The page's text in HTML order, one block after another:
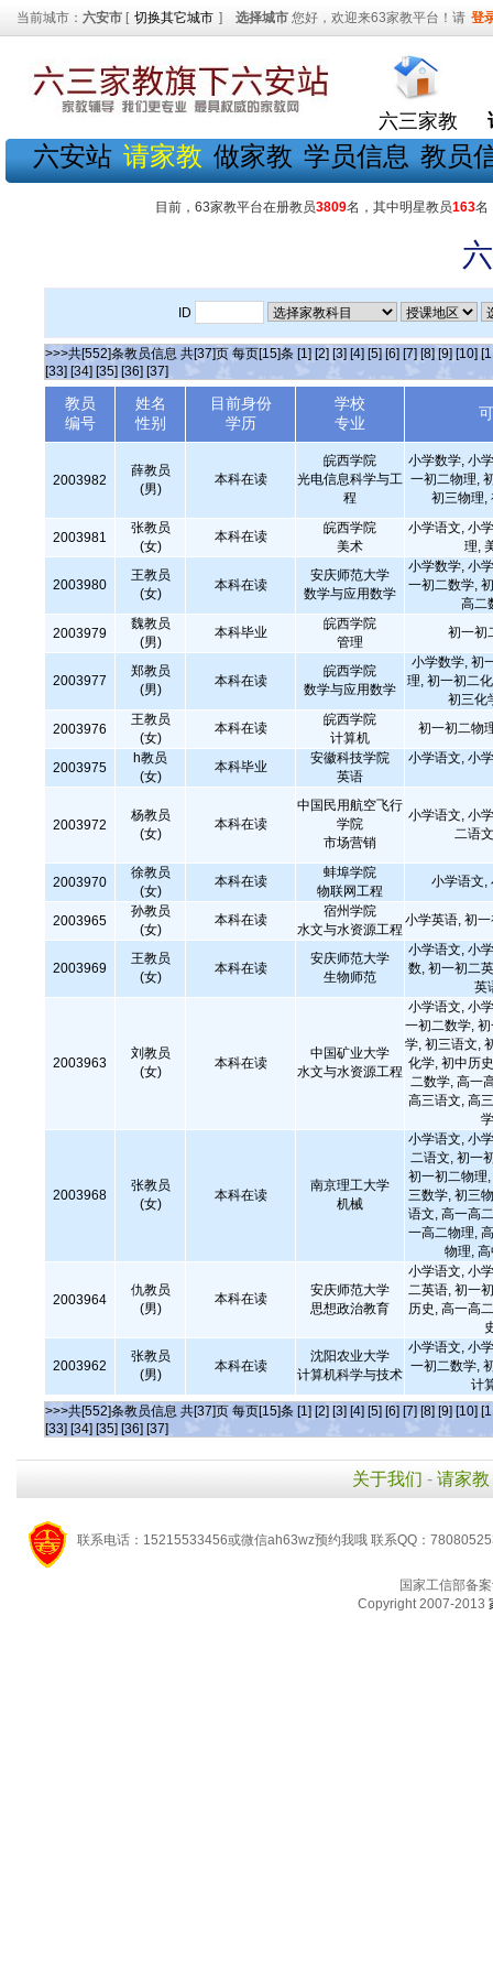
当前城市： 六安市 [ 切换其它城市 ] 选择城市 您好，欢迎来63家教平台！请 登
六三家教
六安站 请家教 做家教 学员信息 教员
目前，63家教平台在册教员3809名，其中明星教员163名
ID
>>>共[552]条教员信息 共[37]页 每页[15]条 [1] [2] [3] [4] [5] [6] [7] [8] [9] [10]
[33] [34] [35] [36] [37]
教员
编号
姓名
性别
目前身份
学历
学校
专业
2003982
薛教员
(男)
本科在读
皖西学院
光电信息科学与工
程
小学数学, 小
一初二物理,
初三物理,
2003981
张教员
(女)
本科在读
皖西学院
美术
小学语文, 小
理,
2003980
王教员
(女)
本科在读
安庆师范大学
数学与应用数学
小学数学, 小
一初二数学,
高二
2003979
魏教员
(男)
本科毕业
皖西学院
管理
初一初
2003977
郑教员
(男)
本科在读
皖西学院
数学与应用数学
小学数学, 初
理, 初一初二
初三化
2003976
王教员
(女)
本科在读
皖西学院
计算机
初一初二物
2003975
h教员
(女)
本科毕业
安徽科技学院
英语
小学语文, 小
2003972
杨教员
(女)
本科在读
中国民用航空飞行
学院
市场营销
小学语文, 小
二语
2003970
徐教员
(女)
本科在读
蚌埠学院
物联网工程
小学语文,
2003965
孙教员
(女)
本科在读
宿州学院
水文与水资源工程
小学英语, 初
2003969
王教员
(女)
本科在读
安庆师范大学
生物师范
小学语文, 小
数, 初一初二
英
2003963
刘教员
(女)
本科在读
中国矿业大学
水文与水资源工程
小学语文, 小
一初二数学,
学, 初三语文,
化学, 初中历
二数学, 高一
高三语文, 高
2003968
张教员
(女)
本科在读
南京理工大学
机械
小学语文, 小
二语文, 初一
初一初二物理
三数学, 初三
语文, 高一高
一高二物理,
物理,
2003964
仇教员
(男)
本科在读
安庆师范大学
思想政治教育
小学语文, 小
二英语, 初一
历史, 高一高
2003962
张教员
(男)
本科在读
沈阳农业大学
计算机科学与技术
小学语文, 小
一初二数学,
计
>>>共[552]条教员信息 共[37]页 每页[15]条 [1] [2] [3] [4] [5] [6] [7] [8] [9] [10]
[33] [34] [35] [36] [37]
关于我们 - 请家教
联系电话：15215533456或微信ah63wz预约我哦 联系QQ：
国家工信部备
Copyright 2007-2013